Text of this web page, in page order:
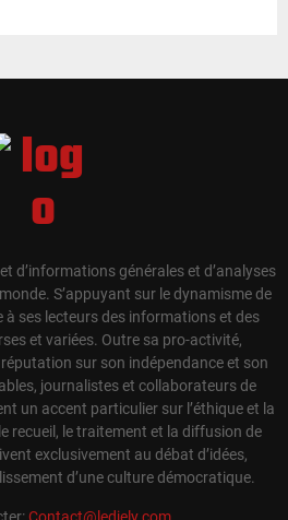
d’informations générales et d’analyses
S’appuyant sur le dynamisme de
à ses lecteurs des informations et des
et variées. Outre sa pro-activité,
sur son indépendance et son
journalistes et collaborateurs de
un accent particulier sur l’éthique et la
recueil, le traitement et la diffusion de
exclusivement au débat d’idées,
d’une culture démocratique.